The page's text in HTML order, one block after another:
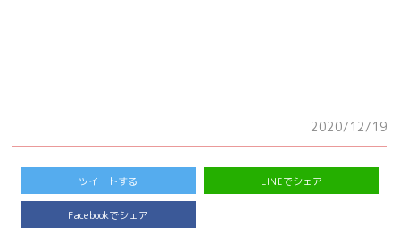
2020/12/19
ツイートする LINEでシェア
Facebookでシェア